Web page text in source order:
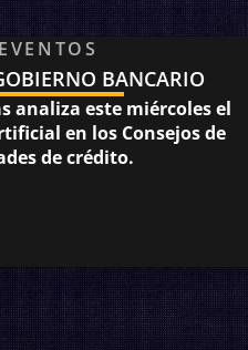
BANCARIO
analiza este miércoles el
en los Consejos de
de crédito.